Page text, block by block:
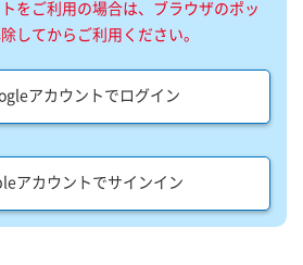
をご利用の場合は、ブラウザのポッ
してからご利用ください。
アカウントでログイン
アカウントでサインイン